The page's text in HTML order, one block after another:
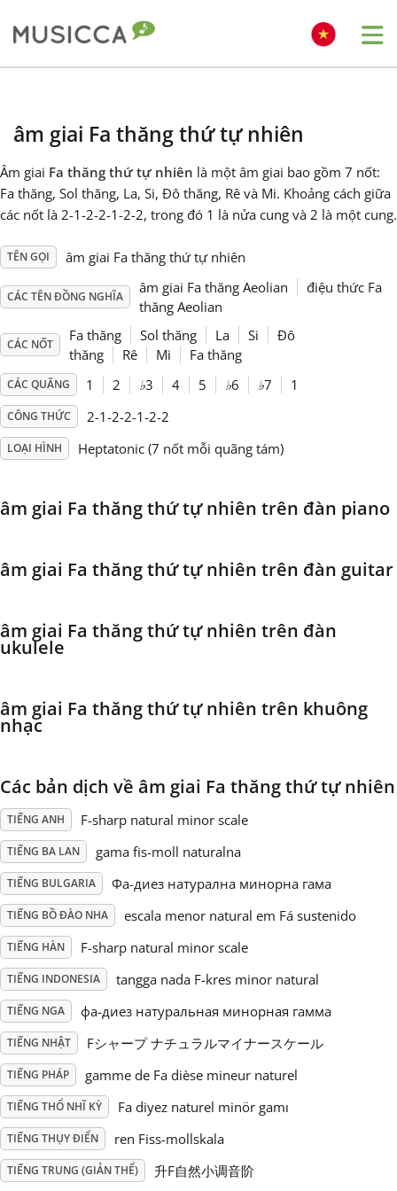
Deutsch
Español
Français
Polski
Русский
Svenska
Tiếng Việt
Türkçe
Українська
简体中文
繁體中文
âm giai Fa thăng thứ tự nhiên
Âm giai Fa thăng thứ tự nhiên là một âm giai bao gồm 7 nốt:
Fa thăng, Sol thăng, La, Si, Đô thăng, Rê và Mi. Khoảng cách giữa
các nốt là 2-1-2-2-1-2-2, trong đó 1 là nửa cung và 2 là một cung.
TÊN GỌI âm giai Fa thăng thứ tự nhiên
CÁC TÊN ĐỒNG NGHĨA
âm giai Fa thăng Aeolian
điệu thức Fa
thăng Aeolian
CÁC NỐT
Fa thăng Sol thăng La Si
Đô
thăng
Rê Mi Fa thăng
CÁC QUÃNG 1 2 ♭3 4 5 ♭6 ♭7 1
CÔNG THỨC 2-1-2-2-1-2-2
LOẠI HÌNH Heptatonic (7 nốt mỗi quãng tám)
âm giai Fa thăng thứ tự nhiên trên đàn piano
âm giai Fa thăng thứ tự nhiên trên đàn guitar
âm giai Fa thăng thứ tự nhiên trên đàn
ukulele
âm giai Fa thăng thứ tự nhiên trên khuông
nhạc
Các bản dịch về âm giai Fa thăng thứ tự nhiên
TIẾNG ANH F-sharp natural minor scale
TIẾNG BA LAN gama fis-moll naturalna
TIẾNG BULGARIA Фа-диез натурална минорна гама
TIẾNG BỒ ĐÀO NHA escala menor natural em Fá sustenido
TIẾNG HÀN F-sharp natural minor scale
TIẾNG INDONESIA tangga nada F-kres minor natural
TIẾNG NGA фа-диез натуральная минорная гамма
TIẾNG NHẬT Fシャープ ナチュラルマイナースケール
TIẾNG PHÁP gamme de Fa dièse mineur naturel
TIẾNG THỔ NHĨ KỲ Fa diyez naturel minör gamı
TIẾNG THỤY ĐIỂN ren Fiss-mollskala
TIẾNG TRUNG (GIẢN THỂ) 升F自然小调音阶